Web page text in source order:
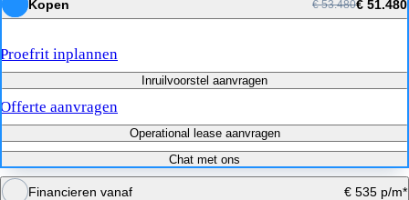
Kopen € 53.480€ 51.480
Proefrit inplannen
Inruilvoorstel aanvragen
Offerte aanvragen
Operational lease aanvragen
Chat met ons
Financieren vanaf € 535 p/m*